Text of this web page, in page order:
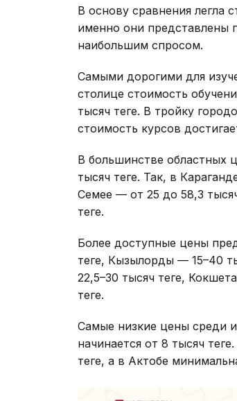
В основу сравнения легла
именно они представлены
наибольшим спросом.
Самыми дорогими для
столице стоимость
тысяч теңге. В тройку
стоимость курсов
В большинстве областных
тысяч теңге. Так, в
Семее — от 25 до 58,3
теңге.
Более доступные цены
теңге, Кызылорды — 15–40
22,5–30 тысяч теңге,
теңге.
Самые низкие цены среди
начинается от 8 тысяч
теңге, а в Актобе